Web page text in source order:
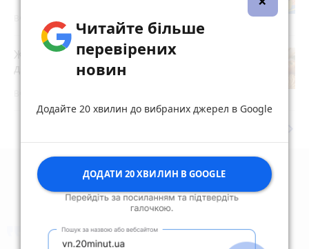
Житомирян запрошують долучитися
до акції «Пиріг пам’яті»
Найчастішекоментують
Читайте більше
перевірених
новин
Додайте 20 хвилин до вибраних джерел в Google
ДОДАТИ 20 ХВИЛИН В GOOGLE